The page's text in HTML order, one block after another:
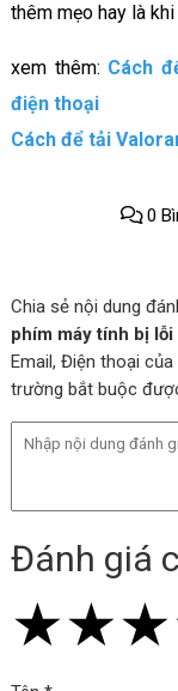
thêm mẹo hay là
xem thêm: Cách
điện thoại
Cách để tải
0
Chia sẻ nội dung
phím máy tính bị
Email, Điện thoại
trường bắt buộc
Đánh giá
★
★★
★★★
★★★
★★★